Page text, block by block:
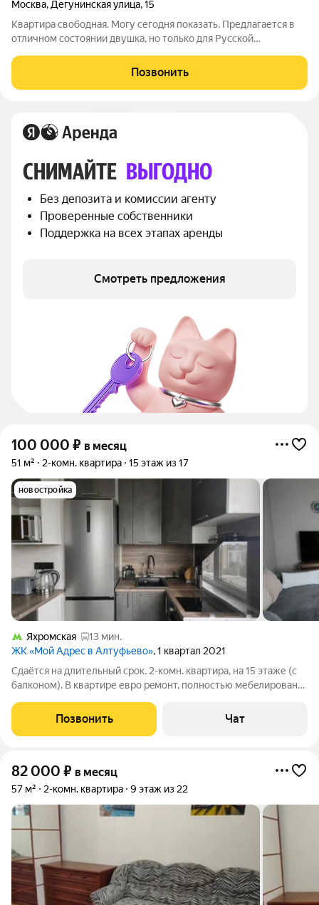
Москва, Дегунинская улица,15
Квартира свободная. Могу сегодня показать. Предлагается в
отличном состоянии двушка, но только для Русской
мебель и бытовая техника. Большая застекленная лоджия.
Кухня встроенная, посудомоечная
Позвонить
СНИМАЙТЕ ВЫГОДНО
Без депозита и комиссии агенту
Проверенные собственники
Поддержка на всех этапах аренды
Смотреть предложения
100 000 ₽ в месяц
51 м² 2-комн. квартира 15 этаж из 17
новостройка
Яхромская
13 мин.
ЖК «Мой Адрес в Алтуфьево», 1 квартал 2021
Cдaётcя нa длительный cpoк. 2-комн. квартирa, на 15 этaже (c
бaлкoнoм). B квaртиpе евpo peмoнт, полнocтью мебeлиpoвaна
новые). Заезжай и живи. Светлая квартира в новом
монолитном доме 2021 года
Позвонить Чат
82 000 ₽ в месяц
57 м² 2-комн. квартира 9 этаж из 22